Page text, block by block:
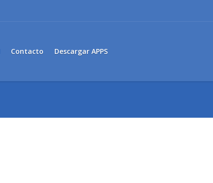
Contacto Descargar APPS